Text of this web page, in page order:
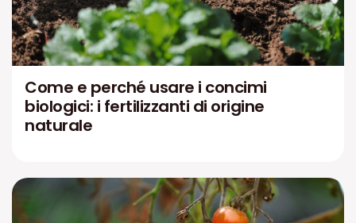
Come e perché usare i concimi
biologici: i fertilizzanti di origine
naturale